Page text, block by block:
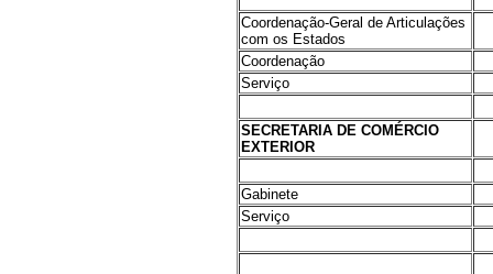
Coordenação-Geral de Articulações
com os Estados
Coordenação
Serviço
SECRETARIA DE COMÉRCIO
EXTERIOR
Gabinete
Serviço